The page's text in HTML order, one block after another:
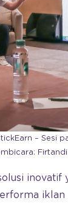
– Sesi
iklan